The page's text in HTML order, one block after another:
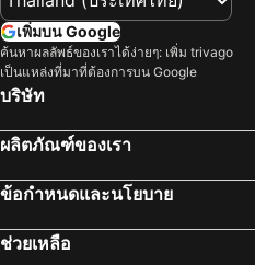
เอทัส ลุมพีนี
Capital O 75451 Podstel Hostel Bangkok
Violet Tower at Khaosan Palace
Centre Point Plus Hotel Silom
นิวสยาม ริเวอร์ไซด์
Marigold Sukhumvit
เยาวราช
สะพานข้ามแม่น้ำแคว
หาดเขาตะเกียบ
พัทยาเหนือ
สยามพารากอน
แกลง
เพิ่มบน Google
ค้นหาผลลัพธ์ของเราได้ง่ายๆ: เพิ่ม trivago
เป็นแหล่งที่มาที่ต้องการบน Google
บริษัท
ผลิตภัณฑ์ของเรา
ข้อกำหนดและนโยบาย
ช่วยเหลือ